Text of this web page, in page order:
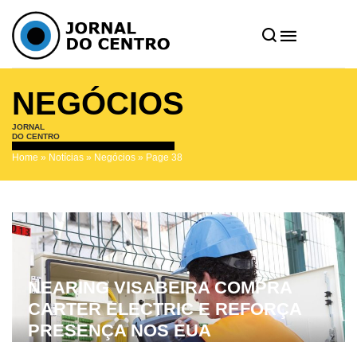
NEGÓCIOS
JORNAL
DO CENTRO
Home » Notícias » Negócios » Page 38
NEARING VISABEIRA COMPRA
CARTER ELECTRIC E REFORÇA
PRESENÇA NOS EUA